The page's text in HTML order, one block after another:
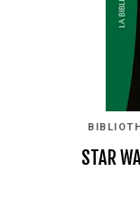
STAR